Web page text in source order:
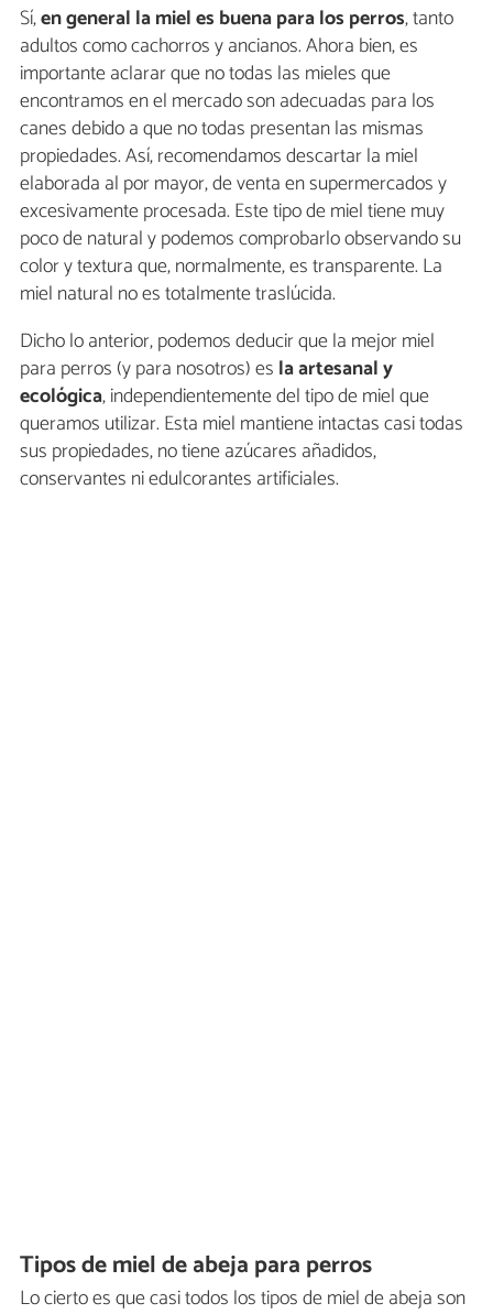
Sí,en general la miel es buena para los perros, tanto
adultos como cachorros y ancianos. Ahora bien, es
importante aclarar que no todas las mieles que
encontramos en el mercado son adecuadas para los
canes debido a que no todas presentan las mismas
propiedades. Así, recomendamos descartar la miel
elaborada al por mayor, de venta en supermercados y
excesivamente procesada. Este tipo de miel tiene muy
poco de natural y podemos comprobarlo observando su
color y textura que, normalmente, es transparente. La
miel natural no es totalmente traslúcida.
Dicho lo anterior, podemos deducir que la mejor miel
para perros (y para nosotros) es la artesanal y
ecológica, independientemente del tipo de miel que
queramos utilizar. Esta miel mantiene intactas casi todas
sus propiedades, no tiene azúcares añadidos,
conservantes ni edulcorantes artificiales.
Tipos de miel de abeja para perros
Lo cierto es que casi todos los tipos de miel de abeja son